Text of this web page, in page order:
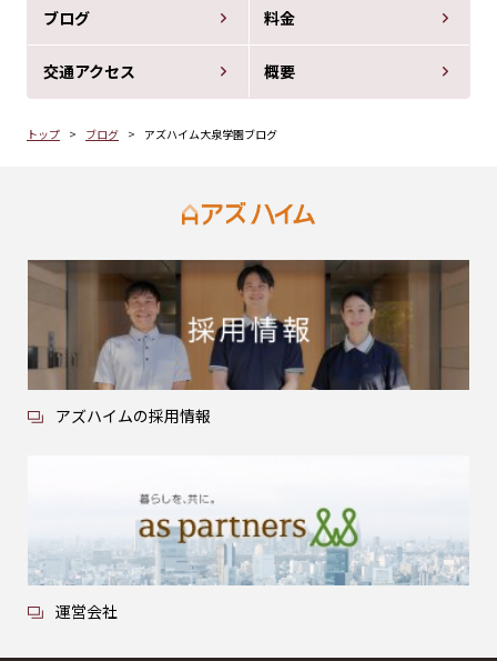
ブログ 料金
交通アクセス 概要
トップ ブログ アズハイム大泉学園ブログ
アズハイムの採用情報
運営会社